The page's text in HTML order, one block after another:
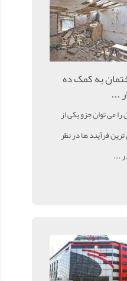
به کمک ده
...
می توان جزو یکی از
فرآیند ها در نظر
...